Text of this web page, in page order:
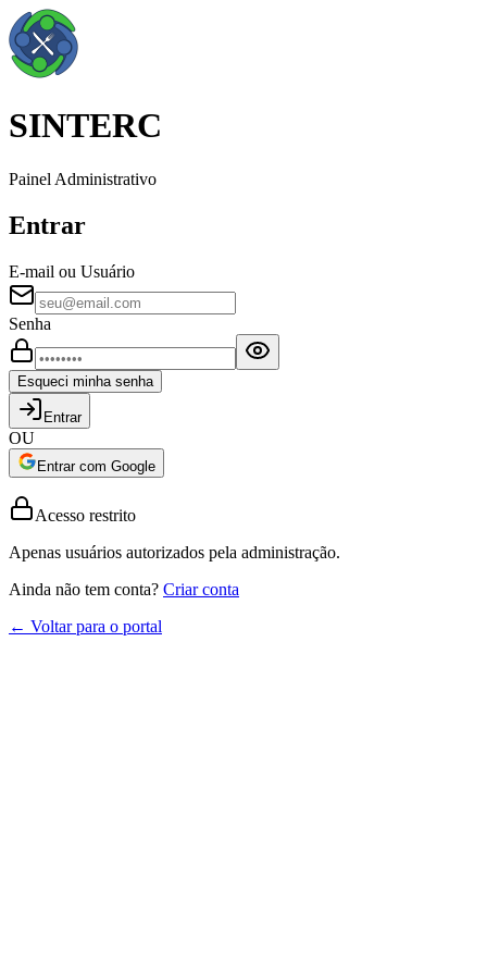
SINTERC
Painel Administrativo
Entrar
E-mail ou Usuário
Senha
Esqueci minha senha
Entrar
OU
Entrar com Google
Acesso restrito
Apenas usuários autorizados pela administração.
Ainda não tem conta? Criar conta
← Voltar para o portal